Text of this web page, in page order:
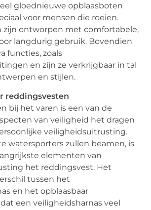
gloednieuwe opblaasboten
voor mensen die roeien.
zijn ontworpen met comfortabele,
langdurig gebruik. Bovendien
functies, zoals
en zijn ze verkrijgbaar in tal
en stijlen.
reddingsvesten
bij het varen is een van de
van veiligheid het dragen
veiligheidsuitrusting.
watersporters zullen beamen, is
elementen van
het reddingsvest. Het
tussen het
en het opblaasbaar
een veiligheidsharnas veel